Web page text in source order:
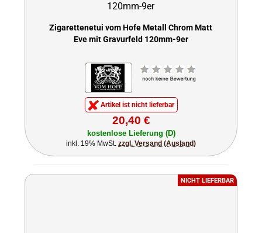
Zigarettenetui vom Hofe Metall Chrom Matt
Eve mit Gravurfeld 120mm-9er
Artikel ist nicht lieferbar
20,40 €
kostenlose Lieferung (D)
inkl. 19% MwSt. zzgl. Versand (Ausland)
NICHT LIEFERBAR